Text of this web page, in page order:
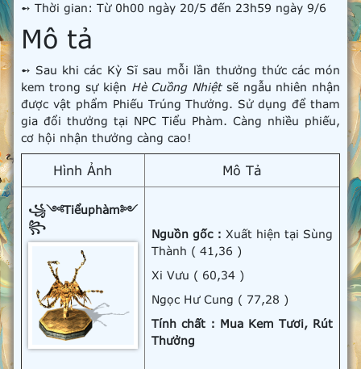
➻ Thời gian: Từ 0h00 ngày 20/5 đến 23h59 ngày 9/6
Mô tả
➻ Sau khi các Kỳ Sĩ sau mỗi lần thưởng thức các món
kem trong sự kiện Hè Cuồng Nhiệt sẽ ngẫu nhiên nhận
được vật phẩm Phiếu Trúng Thưởng. Sử dụng để tham
gia đổi thưởng tại NPC Tiểu Phàm. Càng nhiều phiếu,
cơ hội nhận thưởng càng cao!
Hình Ảnh Mô Tả
꧁༺Tiểuphàm༻
꧂
Nguồn gốc : Xuất hiện tại Sùng
Thành ( 41,36 )
Xi Vưu ( 60,34 )
Ngọc Hư Cung ( 77,28 )
Tính chất : Mua Kem Tươi, Rút
Thưởng